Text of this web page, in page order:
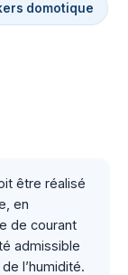
domotique
être réalisé
en
de courant
admissible
l’humidité.